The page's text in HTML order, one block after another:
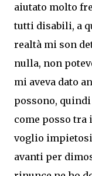
aiutato molto
tutti disabili, a
realtà mi son
nulla, non
mi aveva dato
possono,
come posso
voglio
avanti per